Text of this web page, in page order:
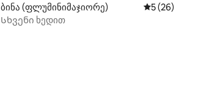
ბინა (ფლუმინიმაჯიორე) საშუალო
5 (26)
Სხვენი ხედით